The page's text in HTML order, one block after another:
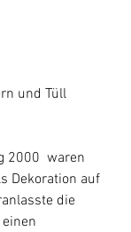
und Tüll
2000  waren
Dekoration auf
die
einen